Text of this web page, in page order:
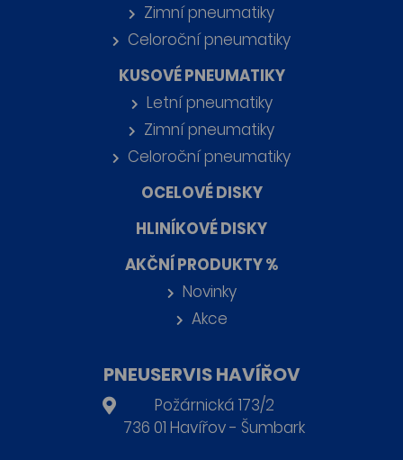
Zimní pneumatiky
Celoroční pneumatiky
KUSOVÉ PNEUMATIKY
Letní pneumatiky
Zimní pneumatiky
Celoroční pneumatiky
OCELOVÉ DISKY
HLINÍKOVÉ DISKY
AKČNÍ PRODUKTY %
Novinky
Akce
PNEUSERVIS HAVÍŘOV
Požárnická 173/2
736 01 Havířov - Šumbark